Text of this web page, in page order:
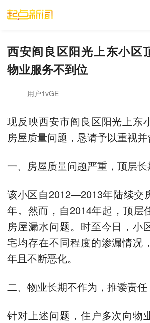
西安阎良区阳光上东小区
物业服务不到位
用户1vGE
现反映西安市阎良区阳光上东
房屋质量问题，恳请予以重视并
一、房屋质量问题严重，顶层
该小区自2012—2013年陆续交
年。然而，自2014年起，顶层
房屋漏水问题。时至今日，小
宅均存在不同程度的渗漏情况
年且不断恶化。
二、物业长期不作为，推诿责任
针对上述问题，住户多次向物